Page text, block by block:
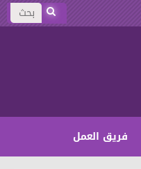
فريق العمل